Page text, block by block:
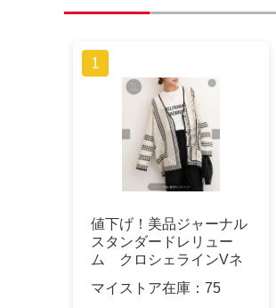
値下げ！美品ジャーナル
スタンダードレリュー
ム クロシェラインVネ
ックカーディガン
マイストア在庫： 75